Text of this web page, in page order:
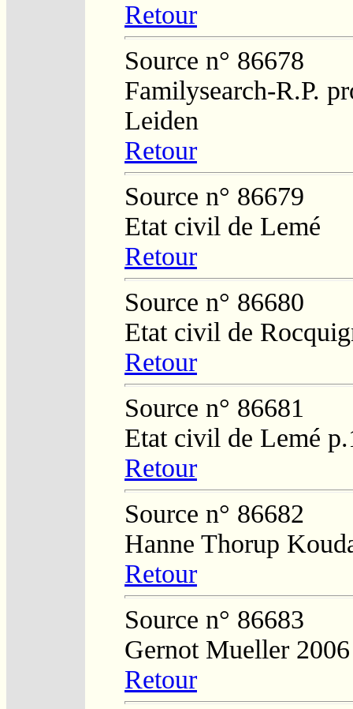
Retour
Source n° 86678
Familysearch-R.P.
Leiden
Retour
Source n° 86679
Etat civil de Lemé
Retour
Source n° 86680
Etat civil de
Retour
Source n° 86681
Etat civil de Lemé
Retour
Source n° 86682
Hanne Thorup
Retour
Source n° 86683
Gernot Mueller 2006
Retour